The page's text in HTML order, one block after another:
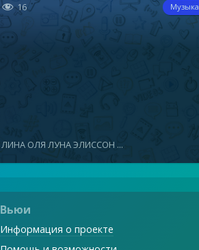
 16 Музыка
ЛИНА ОЛЯ ЛУНА ЭЛИССОН ...
Вьюи
Информация о проекте